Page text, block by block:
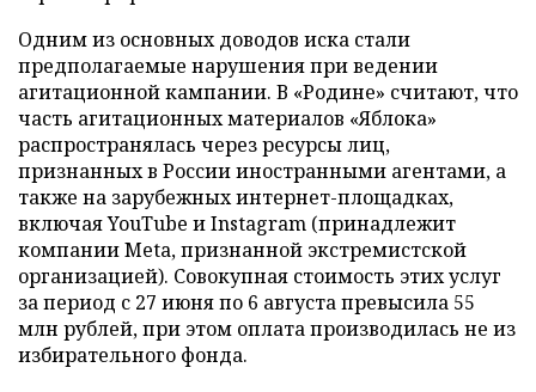
Одним из основных доводов иска стали
предполагаемые нарушения при ведении
агитационной кампании. В «Родине» считают, что
часть агитационных материалов «Яблока»
распространялась через ресурсы лиц,
признанных в России иностранными агентами, а
также на зарубежных интернет-площадках,
включая YouTube и Instagram (принадлежит
компании Meta, признанной экстремистской
организацией). Совокупная стоимость этих услуг
за период с 27 июня по 6 августа превысила 55
млн рублей, при этом оплата производилась не из
избирательного фонда.